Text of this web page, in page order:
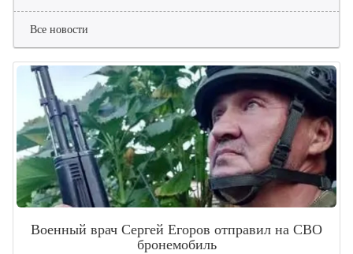
Все новости
Военный врач Сергей Егоров отправил на СВО
бронемобиль